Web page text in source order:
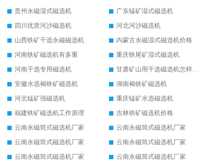
贵州永磁湿式磁选机
广东锰矿湿式磁选机
四川优质河沙磁选机
河北河沙磁选机
山西铁矿干选永磁磁选机
内蒙古永磁湿式磁选机价格
河南铁矿磁选机有多重
重庆铁尾矿湿式磁选机
河南干选专用磁选机
甘肃矿山用干选磁选机怎样调磁
安徽水选褐铁矿磁选机
湖南褐铁矿磁选机
河北锰矿强磁选机
重庆锰矿水选磁选机
福建铁矿磁选机工作原理
吉林铁矿磁选机价格
云南永磁筒式磁选机厂家
云南永磁筒式磁选机厂家
云南永磁筒式磁选机厂家
云南永磁筒式磁选机厂家
云南永磁筒式磁选机厂家
云南永磁筒式磁选机厂家